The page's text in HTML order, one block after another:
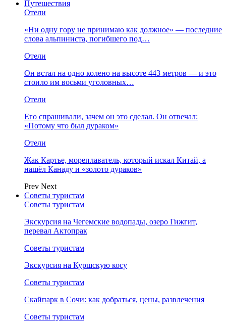
Путешествия
Отели
«Ни одну гору не принимаю как должное» — последние
слова альпиниста, погибшего под…
Отели
Он встал на одно колено на высоте 443 метров — и это
стоило им восьми уголовных…
Отели
Его спрашивали, зачем он это сделал. Он отвечал:
«Потому что был дураком»
Отели
Жак Картье, мореплаватель, который искал Китай, а
нашёл Канаду и «золото дураков»
Prev Next
Советы туристам
Советы туристам
Экскурсия на Чегемские водопады, озеро Гижгит,
перевал Актопрак
Советы туристам
Экскурсия на Куршскую косу
Советы туристам
Скайпарк в Сочи: как добраться, цены, развлечения
Советы туристам